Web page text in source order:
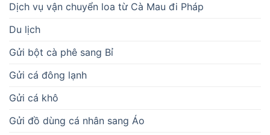
Dịch vụ vận chuyển loa từ Cà Mau đi Pháp
Du lịch
Gửi bột cà phê sang Bỉ
Gửi cá đông lạnh
Gửi cá khô
Gửi đồ dùng cá nhân sang Áo